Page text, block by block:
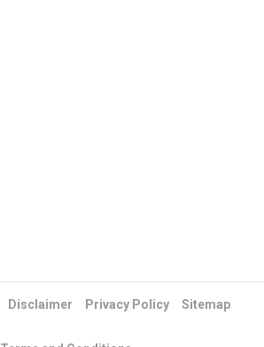
Disclaimer Privacy Policy Sitemap